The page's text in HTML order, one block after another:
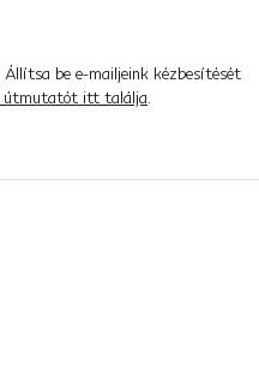
Állítsa be e-mailjeink kézbesítését
útmutatót itt találja.